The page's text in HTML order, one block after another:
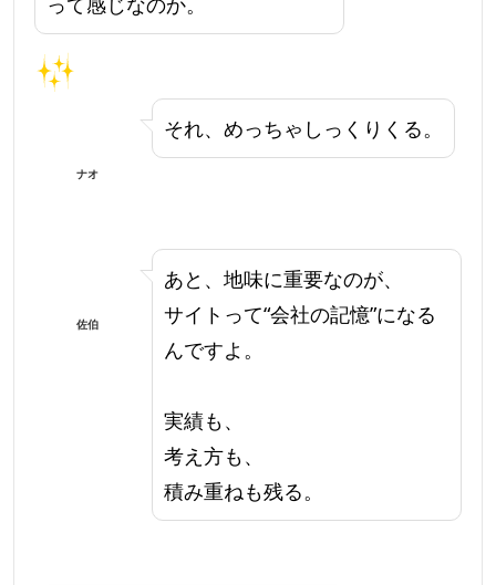
ナオ
それ、めっちゃしっくりくる。
佐伯
あと、地味に重要なのが、
サイトって“会社の記憶”になる
んですよ。
実績も、
考え方も、
積み重ねも残る。